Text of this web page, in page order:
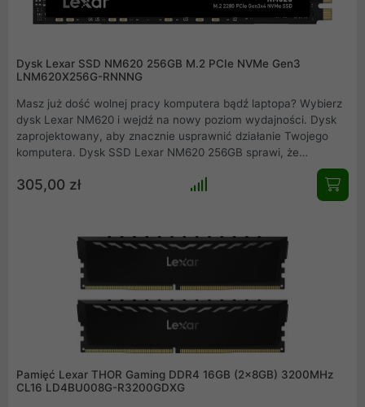
Dysk Lexar SSD NM620 256GB M.2 PCIe NVMe Gen3
LNM620X256G-RNNNG
Masz już dość wolnej pracy komputera bądź laptopa? Wybierz
dysk Lexar NM620 i wejdź na nowy poziom wydajności. Dysk
zaprojektowany, aby znacznie usprawnić działanie Twojego
komputera. Dysk SSD Lexar NM620 256GB sprawi, że
uruchamianie systemu i aplikacji będzie błyskawiczne. Interfejs
M.2 PCIe Gen3x4 NVMe 1.4 oraz wbudowana kość pamięci 3D
NAND gwarantują bardzo szybkie prędkości odczytu i zapisu
wydajność pracy jest większa i pozbawiona spowolnień.
Idealny wybór jeżeli szukasz mniejszego, ultra szybkiego dysku
SSD na system operacyjny oraz oprogramowanie z którego
korzystasz na co dzień.
305,00 zł
Pamięć Lexar THOR Gaming DDR4 16GB (2x8GB) 3200MHz
CL16 LD4BU008G-R3200GDXG